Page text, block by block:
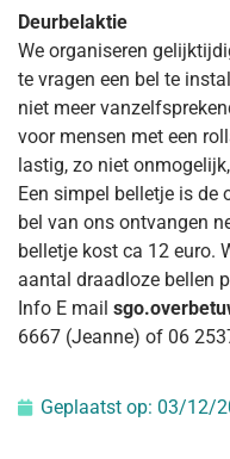
Deurbelaktie
We organiseren
te vragen een bel te
niet meer
voor mensen met een
lastig, zo niet
Een simpel belletje is de
bel van ons ontvangen
belletje kost ca 12 euro.
aantal draadloze bellen
Info E mail
6667 (Jeanne) of 06
Geplaatst op: 03/12/